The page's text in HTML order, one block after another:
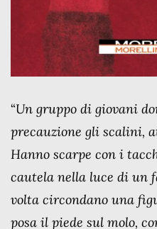
“Un gruppo di giovani
precauzione gli scalini,
Hanno scarpe con i
cautela nella luce di un
volta circondano una
posa il piede sul molo,